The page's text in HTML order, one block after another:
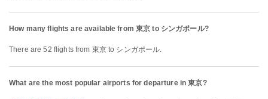
How many flights are available from 東京 to シンガポール?
There are 52 flights from 東京 to シンガポール.
What are the most popular airports for departure in 東京?